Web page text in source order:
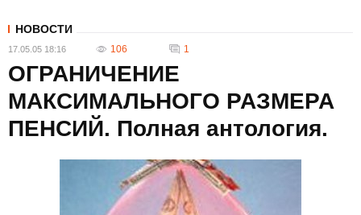
НОВОСТИ
17.05.05 18:16 106 1
ОГРАНИЧЕНИЕ
МАКСИМАЛЬНОГО РАЗМЕРА
ПЕНСИЙ. Полная антология.